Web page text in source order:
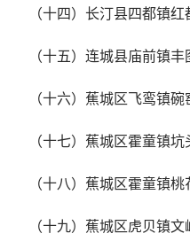
（十四）长汀县四都镇红
（十五）连城县庙前镇丰
（十六）蕉城区飞鸾镇碗
（十七）蕉城区霍童镇坑
（十八）蕉城区霍童镇桃
（十九）蕉城区虎贝镇文